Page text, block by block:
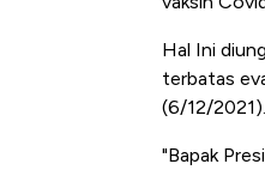
Hal Ini
terbatas
(6/12/2021).
"Bapak